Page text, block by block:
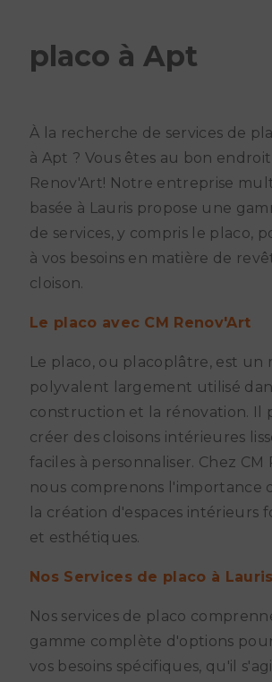
placo à Apt
À la recherche de services de
à Apt ? Vous êtes au bon endroit
Renov'Art! Notre entreprise
basée à Lauris propose une
de services, y compris le placo,
à vos besoins en matière de
cloison.
Le placo avec CM Renov'Art
Le placo, ou placoplâtre, est un
polyvalent largement utilisé
construction et la rénovation. Il
créer des cloisons intérieures
faciles à personnaliser. Chez CM
nous comprenons l'importance
la création d'espaces intérieurs
et esthétiques.
Nos Services de placo à Lauris
Nos services de placo
gamme complète d'options
vos besoins spécifiques, qu'il